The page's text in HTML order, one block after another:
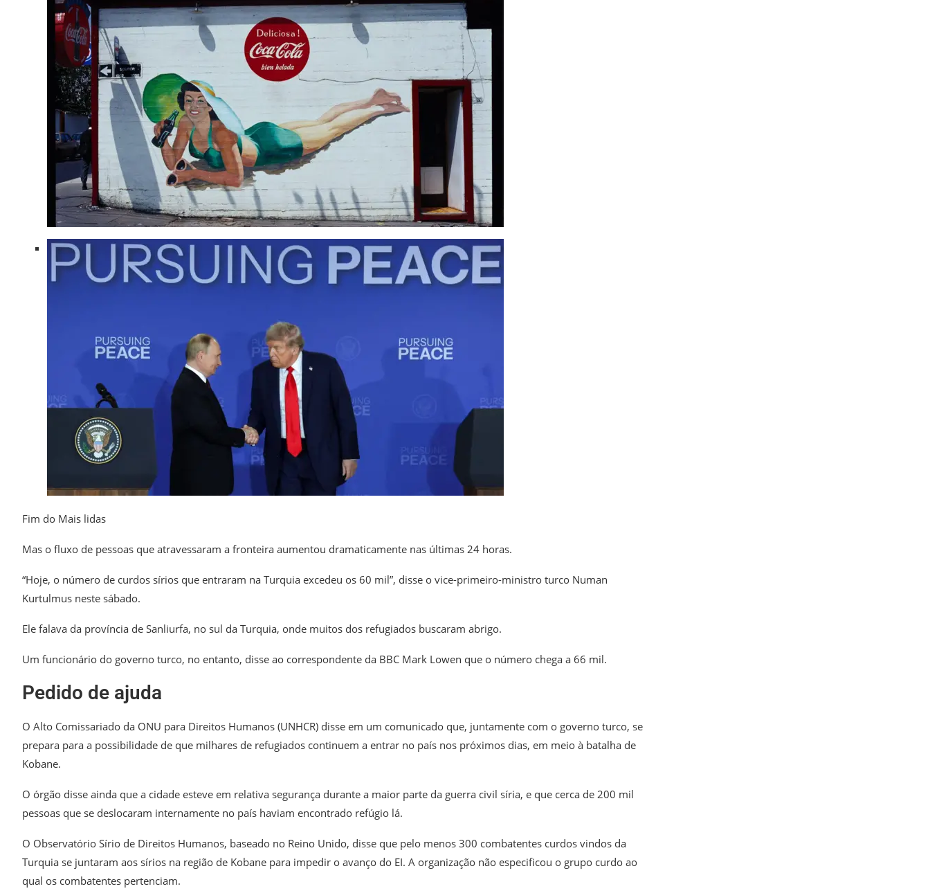
Fim do Mais lidas
Mas o fluxo de pessoas que atravessaram a fronteira aumentou dramaticamente nas últimas 24 horas.
“Hoje, o número de curdos sírios que entraram na Turquia excedeu os 60 mil”, disse o vice-primeiro-ministro turco Numan
Kurtulmus neste sábado.
Ele falava da província de Sanliurfa, no sul da Turquia, onde muitos dos refugiados buscaram abrigo.
Um funcionário do governo turco, no entanto, disse ao correspondente da BBC Mark Lowen que o número chega a 66 mil.
Pedido de ajuda
O Alto Comissariado da ONU para Direitos Humanos (UNHCR) disse em um comunicado que, juntamente com o governo turco, se
prepara para a possibilidade de que milhares de refugiados continuem a entrar no país nos próximos dias, em meio à batalha de
Kobane.
O órgão disse ainda que a cidade esteve em relativa segurança durante a maior parte da guerra civil síria, e que cerca de 200 mil
pessoas que se deslocaram internamente no país haviam encontrado refúgio lá.
O Observatório Sírio de Direitos Humanos, baseado no Reino Unido, disse que pelo menos 300 combatentes curdos vindos da
Turquia se juntaram aos sírios na região de Kobane para impedir o avanço do EI. A organização não especificou o grupo curdo ao
qual os combatentes pertenciam.